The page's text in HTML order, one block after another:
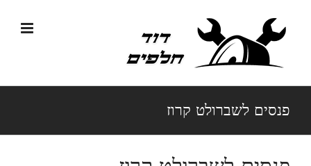
לתוכן
פנסים לשברולט קרוז